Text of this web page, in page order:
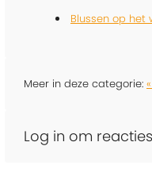
Blussen op het
Meer in deze categorie:
Log in om